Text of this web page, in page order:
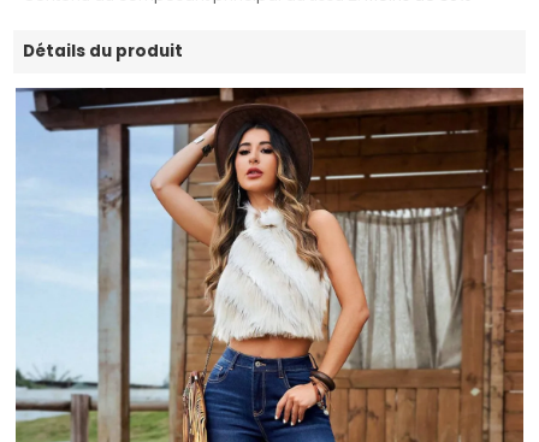
Détails du produit